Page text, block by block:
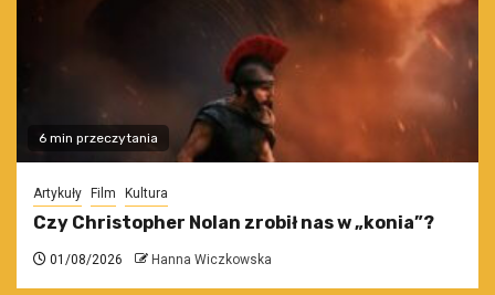
6 min przeczytania
Artykuły Film Kultura
Czy Christopher Nolan zrobił nas w „konia”?
01/08/2026 Hanna Wiczkowska